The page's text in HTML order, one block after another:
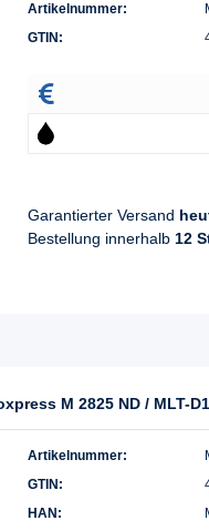
Artikelnummer:
GTIN:
Garantierter Versand
Bestellung innerhalb 12
M 2825 ND / MLT-
Artikelnummer:
GTIN:
HAN: